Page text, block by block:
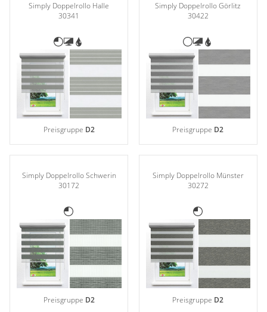
Simply Doppelrollo Halle
30341
Preisgruppe D2
Simply Doppelrollo Görlitz
30422
Preisgruppe D2
Simply Doppelrollo Schwerin
30172
Preisgruppe D2
Simply Doppelrollo Münster
30272
Preisgruppe D2